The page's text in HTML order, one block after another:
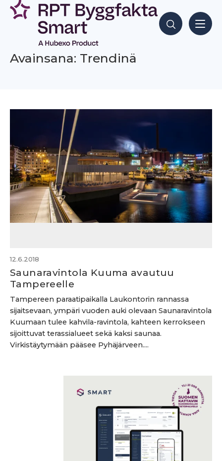
Siirry
sisältöön
Hae sisältöjä
Avainsana: Trendinä
12.6.2018
Saunaravintola Kuuma avautuu
Tampereelle
Tampereen paraatipaikalla Laukontorin rannassa
sijaitsevaan, ympäri vuoden auki olevaan Saunaravintola
Kuumaan tulee kahvila-ravintola, kahteen kerrokseen
sijoittuvat terassialueet sekä kaksi saunaa.
Virkistäytymään pääsee Pyhäjärveen....